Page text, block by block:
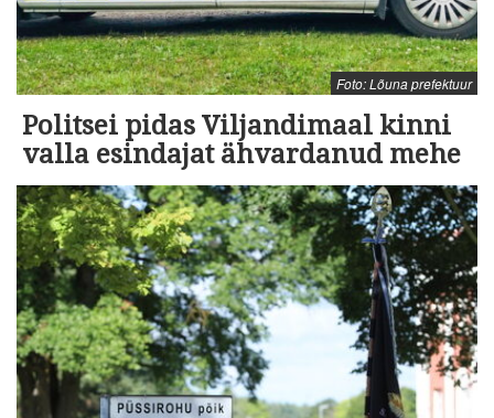
Foto: Lõuna prefektuur
Politsei pidas Viljandimaal kinni
valla esindajat ähvardanud mehe